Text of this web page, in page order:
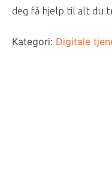
deg få hjelp til alt du
Kategori: Digitale